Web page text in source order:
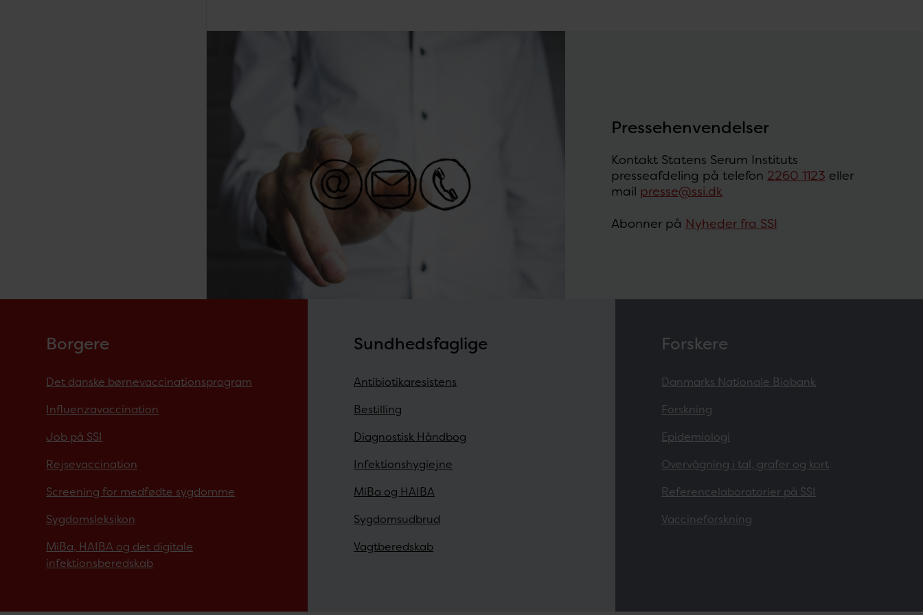
Pressehenvendelser
Kontakt Statens Serum Instituts
presseafdeling på telefon 2260 1123 eller
mail presse@ssi.dk
Abonner på Nyheder fra SSI
Borgere
Det danske børnevaccinationsprogram
Influenzavaccination
Job på SSI
Rejsevaccination
Screening for medfødte sygdomme
Sygdomsleksikon
MiBa, HAIBA og det digitale
infektionsberedskab
Sundhedsfaglige
Antibiotikaresistens
Bestilling
Diagnostisk Håndbog
Infektionshygiejne
MiBa og HAIBA
Sygdomsudbrud
Vagtberedskab
Forskere
Danmarks Nationale Biobank
Forskning
Epidemiologi
Overvågning i tal, grafer og kort
Referencelaboratorier på SSI
Vaccineforskning